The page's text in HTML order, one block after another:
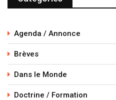
Agenda / Annonce
Brèves
Dans le Monde
Doctrine / Formation